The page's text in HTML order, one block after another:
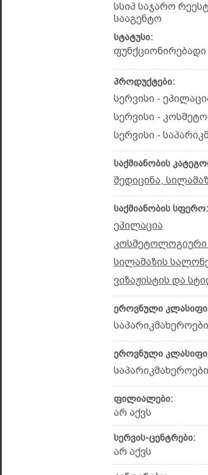
სსიპ საჯარო
სააგენტო
სტატუსი:
ფუნქციონირებადი
პროდუქტები:
სერვისი -
სერვისი -
სერვისი -
საქმიანობის
მედიცინა,
საქმიანობის სფერო:
ეპილაცია
კოსმეტოლოგიური
სილამაზის
ვიზაჟისტის და
ეროვნული
ეროვნული
ფილიალები:
არ აქვს
სერვის-ცენტრები:
არ აქვს